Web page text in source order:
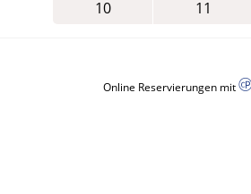
10
11
Online Reservierungen mit